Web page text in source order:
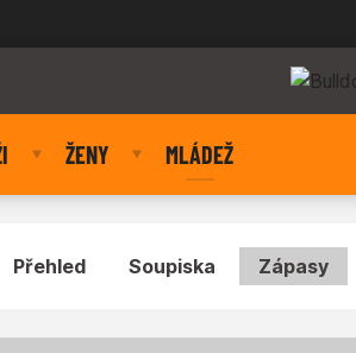
ŽENY MLÁDEŽ
Přehled Soupiska Zápasy